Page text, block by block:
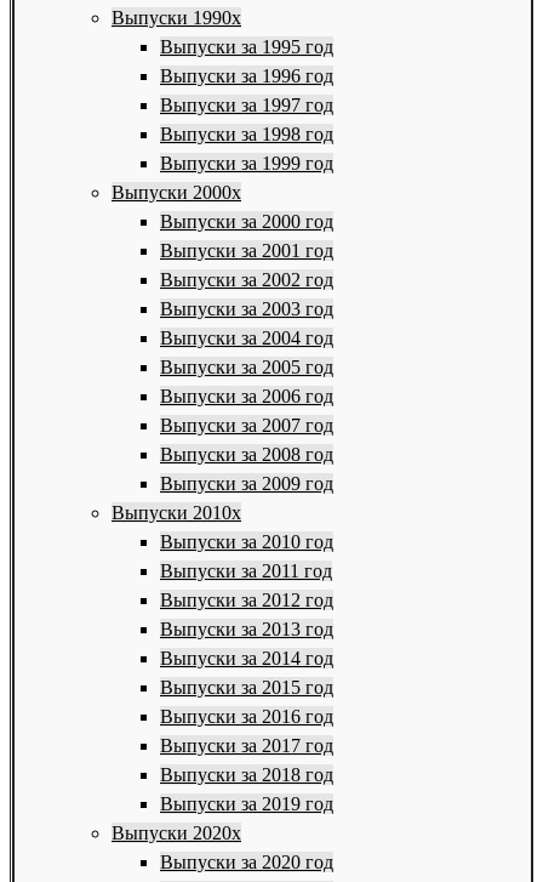
Выпуски 1990х
Выпуски за 1995 год
Выпуски за 1996 год
Выпуски за 1997 год
Выпуски за 1998 год
Выпуски за 1999 год
Выпуски 2000х
Выпуски за 2000 год
Выпуски за 2001 год
Выпуски за 2002 год
Выпуски за 2003 год
Выпуски за 2004 год
Выпуски за 2005 год
Выпуски за 2006 год
Выпуски за 2007 год
Выпуски за 2008 год
Выпуски за 2009 год
Выпуски 2010х
Выпуски за 2010 год
Выпуски за 2011 год
Выпуски за 2012 год
Выпуски за 2013 год
Выпуски за 2014 год
Выпуски за 2015 год
Выпуски за 2016 год
Выпуски за 2017 год
Выпуски за 2018 год
Выпуски за 2019 год
Выпуски 2020х
Выпуски за 2020 год